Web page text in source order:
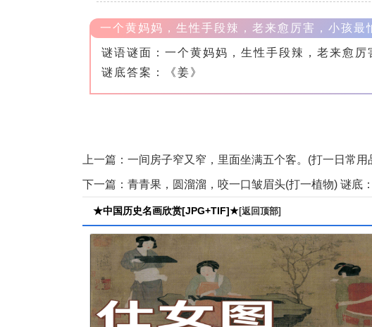
一个黄妈妈，生性手段辣，老来愈厉害，小孩最
谜语谜面：一个黄妈妈，生性手段辣，老来愈
谜底答案：《姜》
上一篇： 一间房子窄又窄，里面坐满五个客。(打一日常用
下一篇： 青青果，圆溜溜，咬一口皱眉头(打一植物) 谜底
★中国历史名画欣赏[JPG+TIF]★[返回顶部]